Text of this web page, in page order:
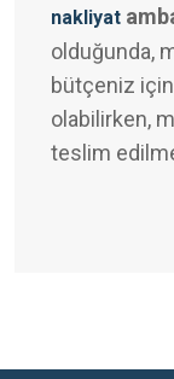
nakliyat
olduğunda,
bütçeniz
olabilirken,
teslim